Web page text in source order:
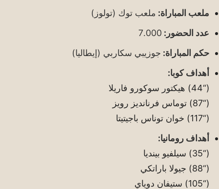
ملعب المباراة: ملعب توك (تولوز)
عدد الحضور: 7.000
حكم المباراة: جوزيبي سكاربي (إيطاليا)
أهداف كوبا:
(“44) هيكتور سوكورو فاريلا
(“87) توماس فرنانديز رويز
(“117) خوان توناس باجيتيتا
أهداف رومانيا:
(“35) سيلفيو بينديا
(“88) جيولا باراتكي
(“105) ستيفان دوياي